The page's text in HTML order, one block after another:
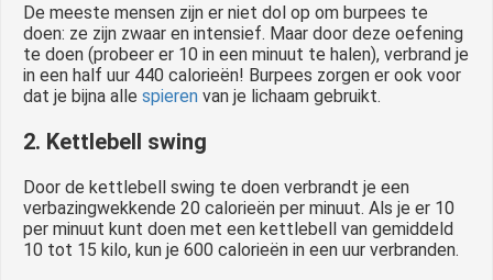
De meeste mensen zijn er niet dol op om burpees te
doen: ze zijn zwaar en intensief. Maar door deze oefening
te doen (probeer er 10 in een minuut te halen), verbrand je
in een half uur 440 calorieën! Burpees zorgen er ook voor
dat je bijna alle spieren van je lichaam gebruikt.
2. Kettlebell swing
Door de kettlebell swing te doen verbrandt je een
verbazingwekkende 20 calorieën per minuut. Als je er 10
per minuut kunt doen met een kettlebell van gemiddeld
10 tot 15 kilo, kun je 600 calorieën in een uur verbranden.